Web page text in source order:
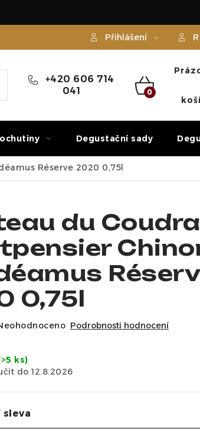
Přihlášení
+420 606 714
041
NÁKUPNÍ
Degustační sady
Réserve 2020 0,75l
du
0,75l
Podrobnosti hodnocení
ks)
12.8.2026
sleva